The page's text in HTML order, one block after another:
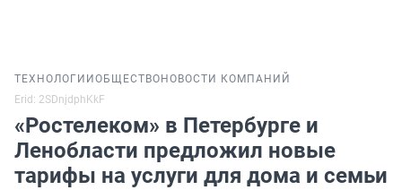
ТЕХНОЛОГИИ ОБЩЕСТВО НОВОСТИ КОМПАНИЙ
Erid: 2SDnjdphKkF
«Ростелеком» в Петербурге и
Ленобласти предложил новые
тарифы на услуги для дома и семьи